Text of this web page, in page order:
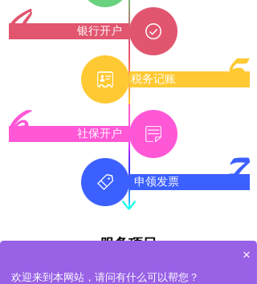
银行开户
税务记账
社保开户
申领发票
服务项目
×
欢迎来到本网站，请问有什么可以帮您？